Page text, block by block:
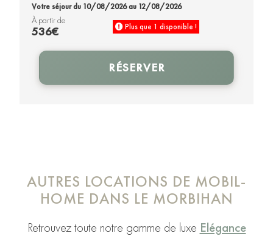
Votre séjour du 10/08/2026 au 12/08/2026
à partir de
536€ Plus que 1 disponible !
RÉSERVER
AUTRES LOCATIONS DE MOBIL-
HOME DANS LE MORBIHAN
Retrouvez toute notre gamme de luxe Elégance